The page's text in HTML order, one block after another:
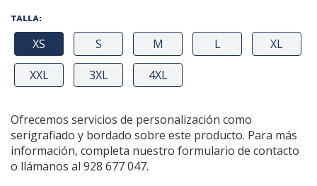
TALLA:
XS S M L
XL
XXL
3XL 4XL
Ofrecemos servicios de personalización como
serigrafiado y bordado sobre este producto. Para más
información, completa nuestro formulario de contacto
o llámanos al 928 677 047.